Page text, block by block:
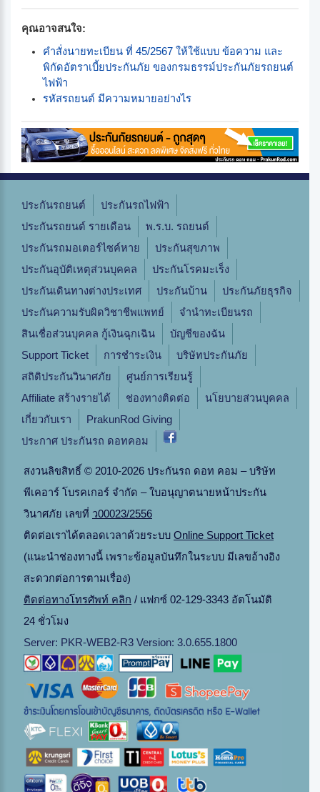
คุณอาจสนใจ:
คำสั่งนายทะเบียน ที่ 45/2567 ให้ใช้แบบ ข้อความ และ
พิกัดอัตราเบี้ยประกันภัย ของกรมธรรม์ประกันภัยรถยนต์
ไฟฟ้า
รหัสรถยนต์ มีความหมายอย่างไร
ประกันรถยนต์
ประกันรถไฟฟ้า
ประกันรถยนต์ รายเดือน
พ.ร.บ. รถยนต์
ประกันรถมอเตอร์ไซค์หาย
ประกันสุขภาพ
ประกันอุบัติเหตุส่วนบุคคล
ประกันโรคมะเร็ง
ประกันเดินทางต่างประเทศ
ประกันบ้าน
ประกันภัยธุรกิจ
ประกันความรับผิดวิชาชีพแพทย์
จํานําทะเบียนรถ
สินเชื่อส่วนบุคคล กู้เงินฉุกเฉิน
บัญชีของฉัน
Support Ticket
การชำระเงิน
บริษัทประกันภัย
สถิติประกันวินาศภัย
ศูนย์การเรียนรู้
Affiliate สร้างรายได้
ช่องทางติดต่อ
นโยบายส่วนบุคคล
เกี่ยวกับเรา
PrakunRod Giving
ประกาศ ประกันรถ ดอทคอม
สงวนลิขสิทธิ์ © 2010-2026 ประกันรถ ดอท คอม – บริษัท
พีเคอาร์ โบรคเกอร์ จำกัด – ใบอนุญาตนายหน้าประกัน
วินาศภัย เลขที่ ว00023/2556
ติดต่อเราได้ตลอดเวลาด้วยระบบ Online Support Ticket
(แนะนำช่องทางนี้ เพราะข้อมูลบันทึกในระบบ มีเลขอ้างอิง
สะดวกต่อการตามเรื่อง)
ติดต่อทางโทรศัพท์ คลิก / แฟกซ์ 02-129-3343 อัตโนมัติ
24 ชั่วโมง
Server: PKR-WEB2-R3 Version: 3.0.655.1800